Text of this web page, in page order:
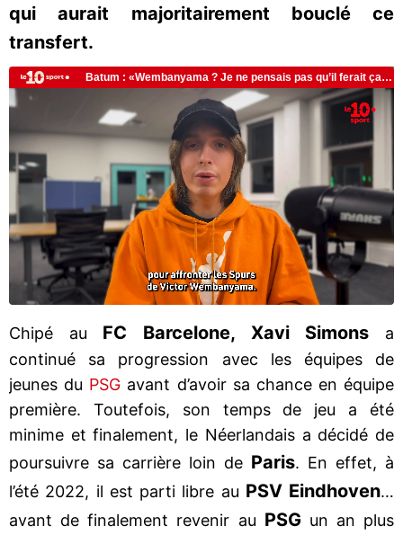
qui aurait majoritairement bouclé ce
transfert.
Chipé au FC Barcelone, Xavi Simons a
continué sa progression avec les équipes de
jeunes du PSG avant d’avoir sa chance en équipe
première. Toutefois, son temps de jeu a été
minime et finalement, le Néerlandais a décidé de
poursuivre sa carrière loin de Paris. En effet, à
l’été 2022, il est parti libre au PSV Eindhoven…
avant de finalement revenir au PSGun an plus